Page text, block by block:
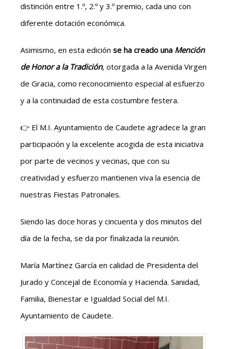
distinción entre 1.º, 2.º y 3.º premio, cada uno con
diferente dotación económica.
Asimismo, en esta edición se ha creado una Mención
de Honor a la Tradición, otorgada a la Avenida Virgen
de Gracia, como reconocimiento especial al esfuerzo
y a la continuidad de esta costumbre festera.
👉 El M.I. Ayuntamiento de Caudete agradece la gran
participación y la excelente acogida de esta iniciativa
por parte de vecinos y vecinas, que con su
creatividad y esfuerzo mantienen viva la esencia de
nuestras Fiestas Patronales.
Siendo las doce horas y cincuenta y dos minutos del
día de la fecha, se da por finalizada la reunión.
María Martínez García en calidad de Presidenta del
Jurado y Concejal de Economía y Hacienda. Sanidad,
Familia, Bienestar e Igualdad Social del M.I.
Ayuntamiento de Caudete.